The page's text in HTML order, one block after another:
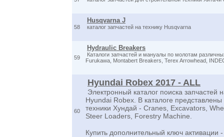
58
Husqvarna J
каталог запчастей на технику Husqvarna
59
Hydraulic Breakers
Каталоги запчастей и мануалы по молотам
Furukawa, Montabert Breakers, Terex Arrowhead,
60
Hyundai Robex 2017 - ALL
Электронный каталог поиска запчастей
Hyundai Robex. В каталоге
техники Хундай - Cranes, Excavators,
Steer Loaders, Forestry Machine.
Купить дополнительный ключ активации